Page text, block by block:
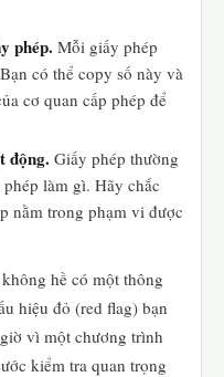
phép. Mỗi giấy phép
có thể copy số này và
cơ quan cấp phép để
động. Giấy phép thường
làm gì. Hãy chắc
nằm trong phạm vi được
hề có một thông
hiệu đỏ (red flag) bạn
vì một chương trình
kiểm tra quan trọng